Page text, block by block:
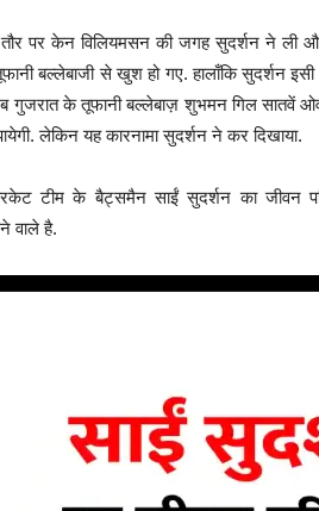
पर केन विलियमसन की जगह सुदर्शन ने ली
बल्लेबाजी से खुश हो गए. हालाँकि सुदर्शन
गुजरात के तूफानी बल्लेबाज़ शुभमन गिल सातवें
लेकिन यह कारनामा सुदर्शन ने कर दिखाया.
टीम के बैट्समैन साईं सुदर्शन का जीवन
वाले है.